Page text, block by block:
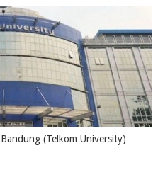
(Telkom University)